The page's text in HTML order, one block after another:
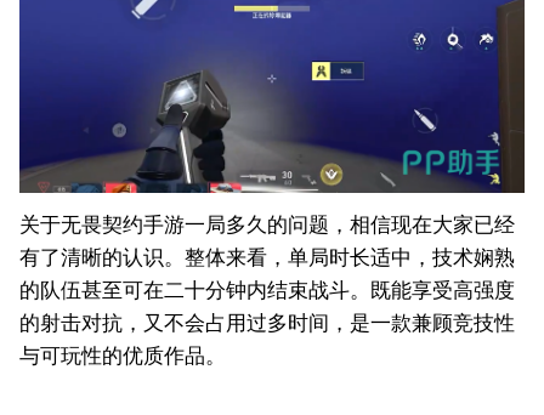
关于无畏契约手游一局多久的问题，相信现在大家已经
有了清晰的认识。整体来看，单局时长适中，技术娴熟
的队伍甚至可在二十分钟内结束战斗。既能享受高强度
的射击对抗，又不会占用过多时间，是一款兼顾竞技性
与可玩性的优质作品。